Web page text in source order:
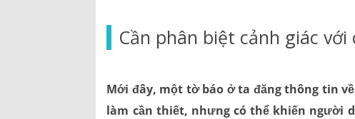
Quyền và trách nhiệm của người
Bác sĩ
Khám gì ở CHAC
Cần phân biệt cảnh giác
Mới đây, một tờ báo ở ta đăng thông tin
làm cần thiết, nhưng có thể khiến người